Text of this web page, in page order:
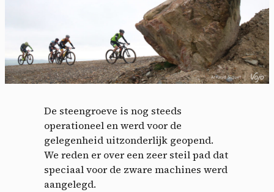
De steengroeve is nog steeds
operationeel en werd voor de
gelegenheid uitzonderlijk geopend.
We reden er over een zeer steil pad dat
speciaal voor de zware machines werd
aangelegd.